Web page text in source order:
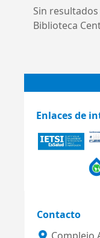
Sin
Biblioteca
Enlaces de
Contacto